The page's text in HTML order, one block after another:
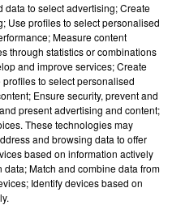
sous-marine. Cet été, un
palmes...
to select advertising; Create
Use profiles to select personalised
Measure content
through statistics or combinations
and improve services; Create
to select personalised
Ensure security, prevent and
present advertising and content;
These technologies may
and browsing data to offer
based on information actively
Match and combine data from
Identify devices based on